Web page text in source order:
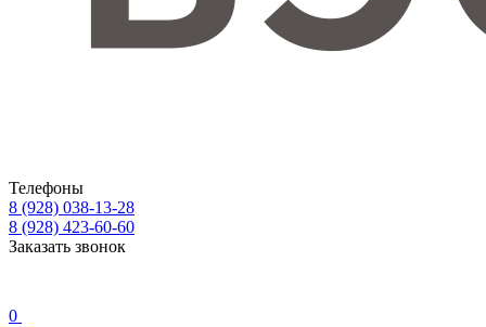
Телефоны
8 (928) 038-13-28
8 (928) 423-60-60
Заказать звонок
0